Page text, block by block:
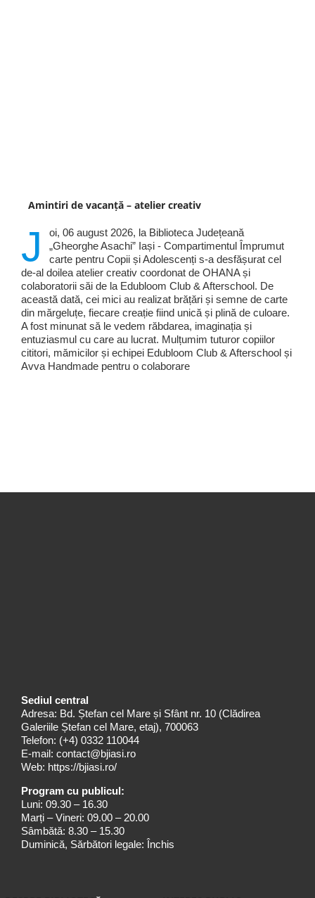
Amintiri de vacanță – atelier creativ
J
oi, 06 august 2026, la Biblioteca Județeană
„Gheorghe Asachi” Iași - Compartimentul Împrumut
carte pentru Copii și Adolescenți s-a desfășurat cel
de-al doilea atelier creativ coordonat de OHANA și
colaboratorii săi de la Edubloom Club & Afterschool. De
această dată, cei mici au realizat brățări și semne de carte
din mărgeluțe, fiecare creație fiind unică și plină de culoare.
A fost minunat să le vedem răbdarea, imaginația și
entuziasmul cu care au lucrat. Mulțumim tuturor copiilor
cititori, mămicilor și echipei Edubloom Club & Afterschool și
Avva Handmade pentru o colaborare
Sediul central
Adresa: Bd. Ștefan cel Mare și Sfânt nr. 10 (Clădirea
Galeriile Ștefan cel Mare, etaj), 700063
Telefon: (+4) 0332 110044
E-mail: contact@bjiasi.ro
Web: https://bjiasi.ro/
Program cu publicul:
Luni: 09.30 – 16.30
Marți – Vineri: 09.00 – 20.00
Sâmbătă: 8.30 – 15.30
Duminică, Sărbători legale: Închis